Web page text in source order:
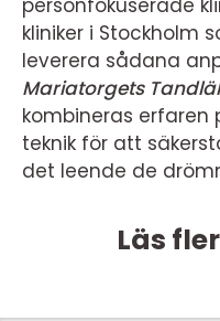
personfokuserade
kliniker i Stockholm
leverera sådana
Mariatorgets
kombineras erfaren
teknik för att
det leende de
Läs